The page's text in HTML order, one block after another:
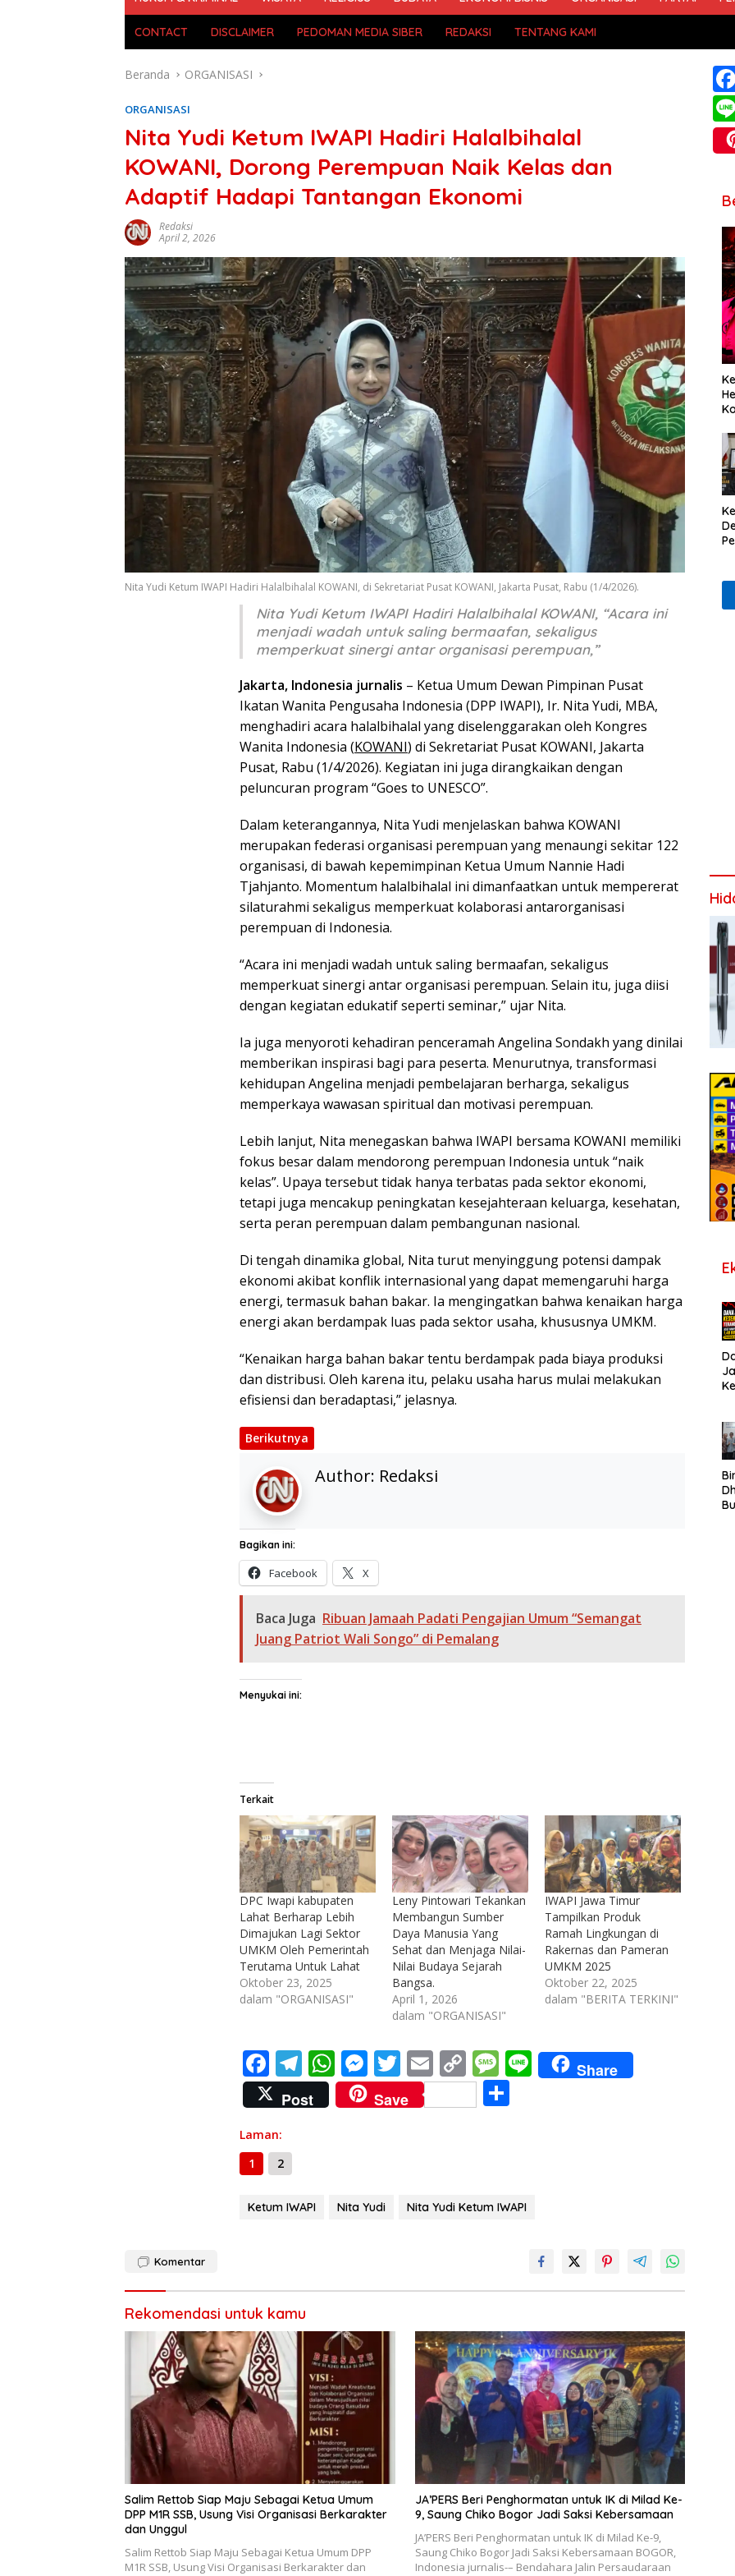
CONTACT DISCLAIMER PEDOMAN MEDIA SIBER REDAKSI TENTANG KAMI
Beranda ORGANISASI
ORGANISASI
Nita Yudi Ketum IWAPI Hadiri Halalbihalal
KOWANI, Dorong Perempuan Naik Kelas dan
Adaptif Hadapi Tantangan Ekonomi
Redaksi
April 2, 2026
Nita Yudi Ketum IWAPI Hadiri Halalbihalal KOWANI, di Sekretariat Pusat KOWANI, Jakarta Pusat, Rabu (1/4/2026).
Nita Yudi Ketum IWAPI Hadiri Halalbihalal KOWANI, “Acara ini
menjadi wadah untuk saling bermaafan, sekaligus
memperkuat sinergi antar organisasi perempuan,”
Jakarta, Indonesia jurnalis – Ketua Umum Dewan Pimpinan Pusat
Ikatan Wanita Pengusaha Indonesia (DPP IWAPI), Ir. Nita Yudi, MBA,
menghadiri acara halalbihalal yang diselenggarakan oleh Kongres
Wanita Indonesia (KOWANI) di Sekretariat Pusat KOWANI, Jakarta
Pusat, Rabu (1/4/2026). Kegiatan ini juga dirangkaikan dengan
peluncuran program “Goes to UNESCO”.
Dalam keterangannya, Nita Yudi menjelaskan bahwa KOWANI
merupakan federasi organisasi perempuan yang menaungi sekitar 122
organisasi, di bawah kepemimpinan Ketua Umum Nannie Hadi
Tjahjanto. Momentum halalbihalal ini dimanfaatkan untuk mempererat
silaturahmi sekaligus memperkuat kolaborasi antarorganisasi
perempuan di Indonesia.
“Acara ini menjadi wadah untuk saling bermaafan, sekaligus
memperkuat sinergi antar organisasi perempuan. Selain itu, juga diisi
dengan kegiatan edukatif seperti seminar,” ujar Nita.
Ia juga menyoroti kehadiran penceramah Angelina Sondakh yang dinilai
memberikan inspirasi bagi para peserta. Menurutnya, transformasi
kehidupan Angelina menjadi pembelajaran berharga, sekaligus
memperkaya wawasan spiritual dan motivasi perempuan.
Lebih lanjut, Nita menegaskan bahwa IWAPI bersama KOWANI memiliki
fokus besar dalam mendorong perempuan Indonesia untuk “naik
kelas”. Upaya tersebut tidak hanya terbatas pada sektor ekonomi,
tetapi juga mencakup peningkatan kesejahteraan keluarga, kesehatan,
serta peran perempuan dalam pembangunan nasional.
Di tengah dinamika global, Nita turut menyinggung potensi dampak
ekonomi akibat konflik internasional yang dapat memengaruhi harga
energi, termasuk bahan bakar. Ia mengingatkan bahwa kenaikan harga
energi akan berdampak luas pada sektor usaha, khususnya UMKM.
“Kenaikan harga bahan bakar tentu berdampak pada biaya produksi
dan distribusi. Oleh karena itu, pelaku usaha harus mulai melakukan
efisiensi dan beradaptasi,” jelasnya.
Berikutnya
Author: Redaksi
Bagikan ini:
Facebook X
Baca Juga Ribuan Jamaah Padati Pengajian Umum “Semangat
Juang Patriot Wali Songo” di Pemalang
Menyukai ini:
Terkait
DPC Iwapi kabupaten
Lahat Berharap Lebih
Dimajukan Lagi Sektor
UMKM Oleh Pemerintah
Terutama Untuk Lahat
Oktober 23, 2025
dalam "ORGANISASI"
Leny Pintowari Tekankan
Membangun Sumber
Daya Manusia Yang
Sehat dan Menjaga Nilai-
Nilai Budaya Sejarah
Bangsa.
April 1, 2026
dalam "ORGANISASI"
IWAPI Jawa Timur
Tampilkan Produk
Ramah Lingkungan di
Rakernas dan Pameran
UMKM 2025
Oktober 22, 2025
dalam "BERITA TERKINI"
F
ac
e
b
o
k
T
el
e
m
W
h
at
p
p
M
e
ss
g
er
T
w
itt
E
m
ai
C
o
p
n
k
M
e
ss
e
Li
n
Share
Post
Save
Laman:
1
2
Ketum IWAPI Nita Yudi Nita Yudi Ketum IWAPI
Komentar
Rekomendasi untuk kamu
Salim Rettob Siap Maju Sebagai Ketua Umum
DPP M1R SSB, Usung Visi Organisasi Berkarakter
dan Unggul
Salim Rettob Siap Maju Sebagai Ketua Umum DPP
M1R SSB, Usung Visi Organisasi Berkarakter dan
‎JA’PERS Beri Penghormatan untuk IK di Milad Ke-
9, Saung Chiko Bogor Jadi Saksi Kebersamaan
‎JA’PERS Beri Penghormatan untuk IK di Milad Ke-9,
Saung Chiko Bogor Jadi Saksi Kebersamaan ‎BOGOR,
Indonesia jurnalis-– Bendahara Jalin Persaudaraan